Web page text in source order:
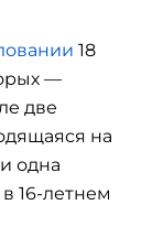
18
—
две
на
одна
16-летнем